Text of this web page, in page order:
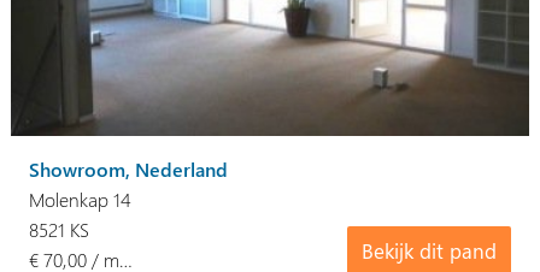
Showroom, Nederland
Molenkap 14
Bekijk dit pand
8521 KS
€ 70,00 / m…